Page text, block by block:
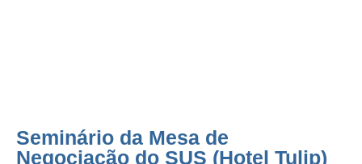
Seminário da Mesa de
Negociação do SUS (Hotel Tulip)